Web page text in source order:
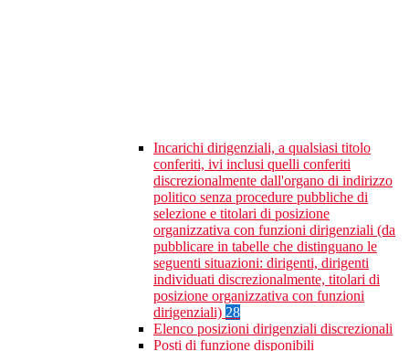
Incarichi dirigenziali, a qualsiasi titolo
conferiti, ivi inclusi quelli conferiti
discrezionalmente dall'organo di indirizzo
politico senza procedure pubbliche di
selezione e titolari di posizione
organizzativa con funzioni dirigenziali (da
pubblicare in tabelle che distinguano le
seguenti situazioni: dirigenti, dirigenti
individuati discrezionalmente, titolari di
posizione organizzativa con funzioni
dirigenziali) 28
Elenco posizioni dirigenziali discrezionali
Posti di funzione disponibili